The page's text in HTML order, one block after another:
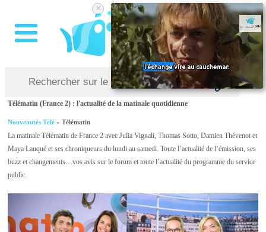
Télématin (France 2) : l'actualité de la matinale quotidienne
Nouveautés Télé »Télématin
La matinale Télématin de France 2 avec Julia Vignali, Thomas Sotto, Damien Thévenot et
Maya Lauqué et ses chroniqueurs du lundi au samedi. Toute l’actualité de l’émission, ses
buzz et changements…vos avis sur le forum et toute l’actualité du programme du service
public.
×